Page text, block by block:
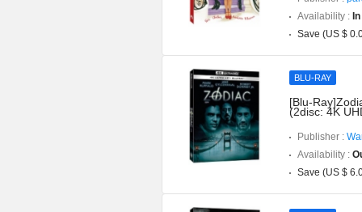
Availability :
Save (US $
BLU-RAY
[Blu-
(2disc: 4K
Publisher :
Availability :
Save (US $